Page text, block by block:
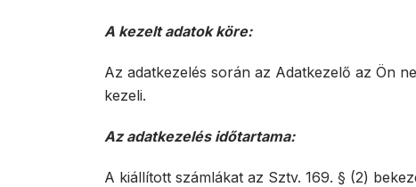
A kezelt adatok köre:
Az adatkezelés során az Adatkezelő az Ön
kezeli.
Az adatkezelés időtartama:
A kiállított számlákat az Sztv. 169. § (2)